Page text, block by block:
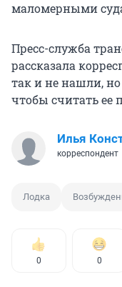
маломерными
Пресс-служба
рассказала
так и не нашли,
чтобы считать ее
Илья
корреспондент
Лодка
0 0